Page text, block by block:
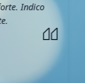
Indico